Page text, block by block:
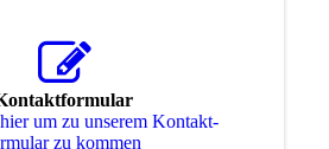
um zu unserem Kon­takt­
zu kommen